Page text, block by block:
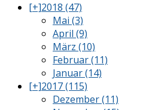
[+]2018 (47)
Mai (3)
April (9)
März (10)
Februar (11)
Januar (14)
[+]2017 (115)
Dezember (11)